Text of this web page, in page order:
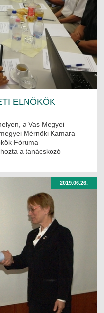
ELNÖKÖK
a Vas Megyei
Mérnöki Kamara
Fóruma
a tanácskozó
2019.06.26.